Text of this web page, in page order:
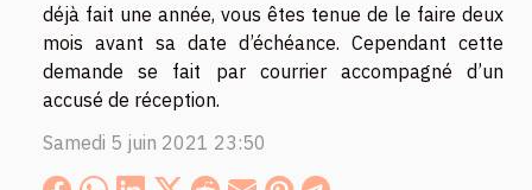
déjà fait une année, vous êtes tenue de le faire deux
mois avant sa date d’échéance. Cependant cette
demande se fait par courrier accompagné d’un
accusé de réception.
Samedi 5 juin 2021 23:50